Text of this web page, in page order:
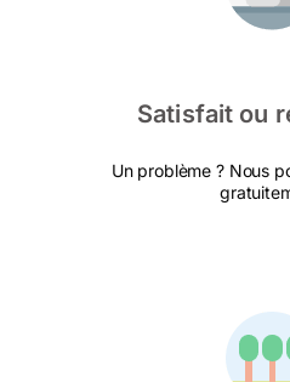
Satisfait ou
Un problème ? Nous